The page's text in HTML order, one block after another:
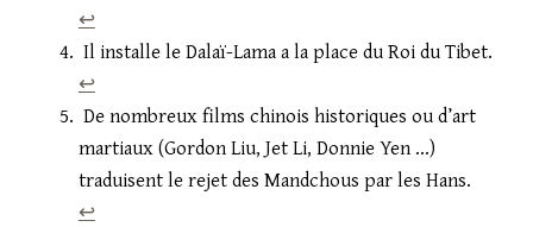
↩︎
Il installe le Dalaï-Lama a la place du Roi du Tibet.
↩︎
De nombreux films chinois historiques ou d’art
martiaux (Gordon Liu, Jet Li, Donnie Yen …)
traduisent le rejet des Mandchous par les Hans.
↩︎